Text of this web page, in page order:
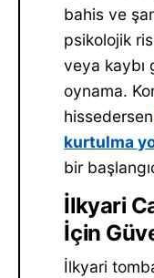
bahis ve
psikolojik
veya kaybı
oynama.
hissedersen
kurtulma
bir
İlkyari
İçin
İlkyari